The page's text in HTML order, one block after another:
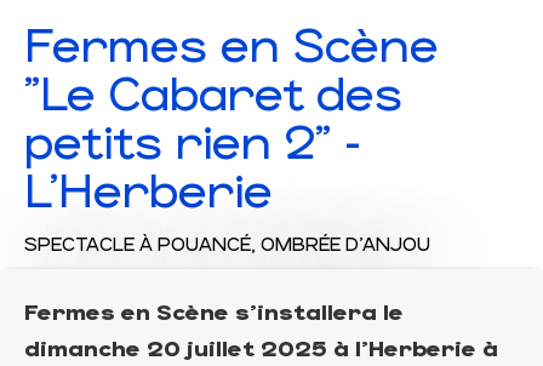
Fermes en Scène
"Le Cabaret des
petits rien 2" -
L'Herberie
SPECTACLE À POUANCÉ, OMBRÉE D'ANJOU
Fermes en Scène s'installera le
dimanche 20 juillet 2025 à l'Herberie à